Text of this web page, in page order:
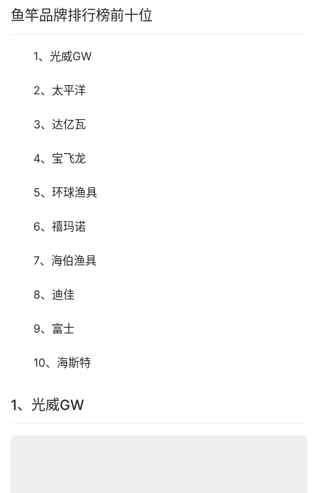
鱼竿品牌排行榜前十位
1、光威GW
2、太平洋
3、达亿瓦
4、宝飞龙
5、环球渔具
6、禧玛诺
7、海伯渔具
8、迪佳
9、富士
10、海斯特
1、光威GW